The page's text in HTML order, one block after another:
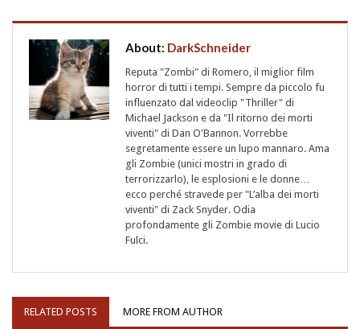
About: DarkSchneider
Reputa "Zombi" di Romero, il miglior film
horror di tutti i tempi. Sempre da piccolo fu
influenzato dal videoclip "Thriller" di
Michael Jackson e da "Il ritorno dei morti
viventi" di Dan O'Bannon. Vorrebbe
segretamente essere un lupo mannaro. Ama
gli Zombie (unici mostri in grado di
terrorizzarlo), le esplosioni e le donne…
ecco perché stravede per "L’alba dei morti
viventi" di Zack Snyder. Odia
profondamente gli Zombie movie di Lucio
Fulci.
RELATED POSTS MORE FROM AUTHOR